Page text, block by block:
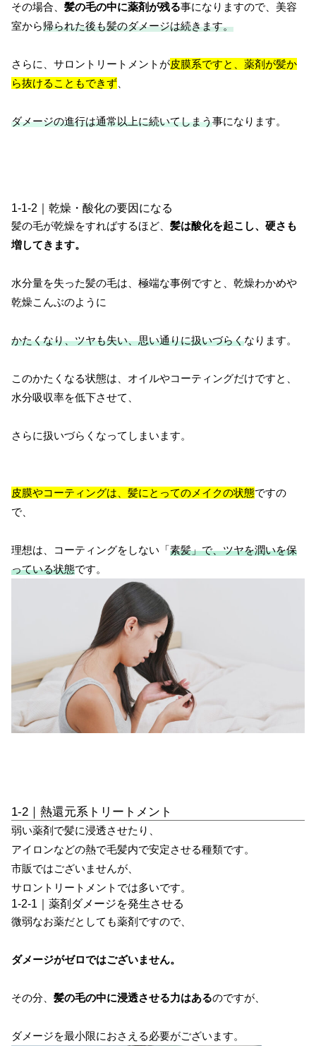
その場合、 髪の毛の中に薬剤が残る事になりますので、美容
室から帰られた後も髪のダメージは続きます。
さらに、サロントリートメントが皮膜系ですと、薬剤が髪か
ら抜けることもできず
ダメージの進行は通常以上に続いてしまう事になります。
1-1-2｜乾燥・酸化の要因になる
髪の毛が乾燥をすればするほど、 髪は酸化を起こし、硬さも
増してきます。
水分量を失った髪の毛は、極端な事例ですと、乾燥わかめや
乾燥こんぶのように
かたくなり、ツヤも失い、思い通りに扱いづらくなります。
このかたくなる状態は、オイルやコーティングだけですと、
水分吸収率を低下させて、
さらに扱いづらくなってしまいます。
皮膜やコーティングは、髪にとってのメイクの状態ですの
で、
理想は、コーティングをしない「素髪」で、ツヤを潤いを保
っている状態です。
1-2｜熱還元系トリートメント
弱い薬剤で髪に浸透させたり、
アイロンなどの熱で毛髪内で安定させる種類です。
市販ではございませんが、
サロントリートメントでは多いです。
1-2-1｜薬剤ダメージを発生させる
微弱なお薬だとしても薬剤ですので、
ダメージがゼロではございません。
その分、 髪の毛の中に浸透させる力はあるのですが、
ダメージを最小限におさえる必要がございます。